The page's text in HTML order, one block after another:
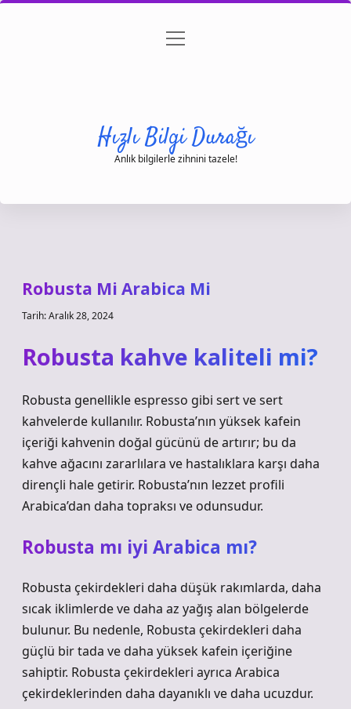
Gizlilik Politikası
menüyü
Hızlı Bilgi Durağı
Anlık bilgilerle zihnini tazele!
Robusta Mi Arabica Mi
Tarih: Aralık 28, 2024
Robusta kahve kaliteli mi?
Robusta genellikle espresso gibi sert ve sert
kahvelerde kullanılır. Robusta’nın yüksek kafein
içeriği kahvenin doğal gücünü de artırır; bu da
kahve ağacını zararlılara ve hastalıklara karşı daha
dirençli hale getirir. Robusta’nın lezzet profili
Arabica’dan daha topraksı ve odunsudur.
Robusta mı iyi Arabica mı?
Robusta çekirdekleri daha düşük rakımlarda, daha
sıcak iklimlerde ve daha az yağış alan bölgelerde
bulunur. Bu nedenle, Robusta çekirdekleri daha
güçlü bir tada ve daha yüksek kafein içeriğine
sahiptir. Robusta çekirdekleri ayrıca Arabica
çekirdeklerinden daha dayanıklı ve daha ucuzdur.